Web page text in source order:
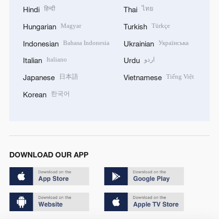
Hindi हिन्दी
Hungarian Magyar
Indonesian Bahasa Indonesia
Italian Italiano
Japanese 日本語
Korean 한국어
Thai ไทย
Turkish Türkçe
Ukrainian Українська
Urdu اردو
Vietnamese Tiếng Việt
DOWNLOAD OUR APP